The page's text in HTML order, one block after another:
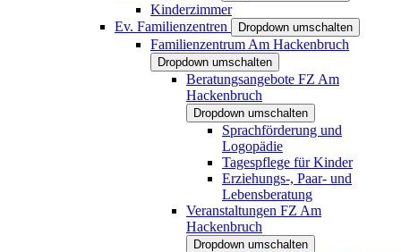
Kinderzimmer
Ev. Familienzentren
Dropdown umschalten
Familienzentrum Am Hackenbruch
Dropdown umschalten
Beratungsangebote FZ Am
Hackenbruch
Dropdown umschalten
Sprachförderung und
Logopädie
Tagespflege für Kinder
Erziehungs-, Paar- und
Lebensberatung
Veranstaltungen FZ Am
Hackenbruch
Dropdown umschalten